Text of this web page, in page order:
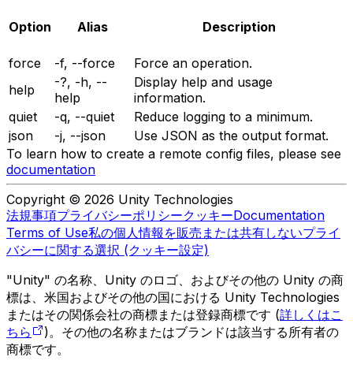
Option Alias Description
force -f, --force
Force an operation.
help
-?, -h, --
help
Display help and usage
information.
quiet
-q, --quiet
Reduce logging to a minimum.
json
-j, --json
Use JSON as the output format.
To learn how to create a remote config files, please see
documentation
Copyright © 2026 Unity Technologies
法規事項プライバシーポリシークッキーDocumentation
Terms of Use私の個人情報を販売または共有しないプライ
バシーに関する選択 (クッキー設定)
"Unity" の名称、Unity のロゴ、およびその他の Unity の商
標は、米国およびその他の国における Unity Technologies
またはその関係会社の商標または登録商標です (詳しくはこ
ちら
)。その他の名称またはブランドは該当する所有者の
商標です。